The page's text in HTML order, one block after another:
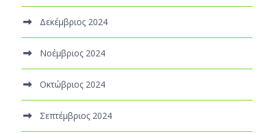
Δεκέμβριος 2024
Νοέμβριος 2024
Οκτώβριος 2024
Σεπτέμβριος 2024